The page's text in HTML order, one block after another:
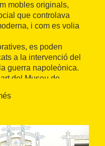
mobles originals,
que controlava
i com es volia
es poden
a la intervenció del
guerra napoleònica.
del Museu de
catalans de la